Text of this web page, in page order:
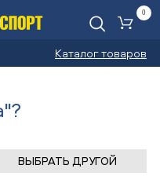
Каталог товаров
0
ВЫБРАТЬ ДРУГОЙ